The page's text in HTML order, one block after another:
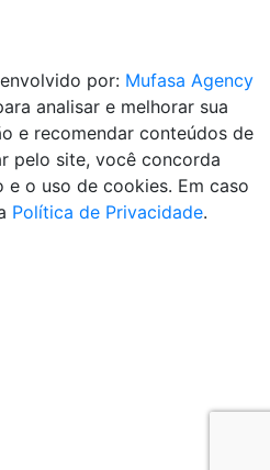
por: Mufasa Agency
analisar e melhorar sua
e recomendar conteúdos de
pelo site, você concorda
o uso de cookies. Em caso
Política de Privacidade.